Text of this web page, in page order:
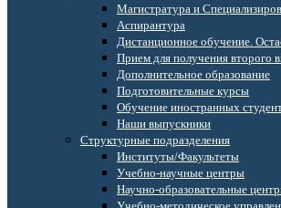
Магистратура и
Аспирантура
Дистанционное обучение.
Прием для получения второго
Дополнительное образование
Подготовительные курсы
Обучение иностранных
Наши выпускники
Структурные подразделения
Институты/Факультеты
Учебно-научные центры
Научно-образовательные